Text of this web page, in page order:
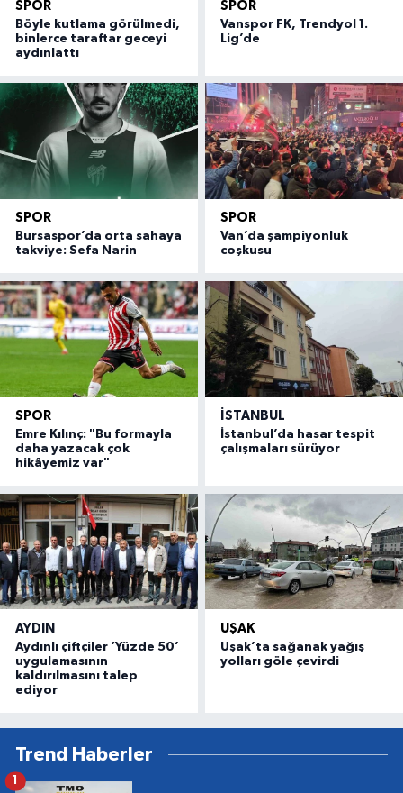
SPOR
Böyle kutlama görülmedi,
binlerce taraftar geceyi
aydınlattı
SPOR
Vanspor FK, Trendyol 1.
Lig’de
SPOR
Bursaspor’da orta sahaya
takviye: Sefa Narin
SPOR
Van’da şampiyonluk
coşkusu
SPOR
Emre Kılınç: "Bu formayla
daha yazacak çok
hikâyemiz var"
İSTANBUL
İstanbul’da hasar tespit
çalışmaları sürüyor
AYDIN
Aydınlı çiftçiler ‘Yüzde 50’
uygulamasının
kaldırılmasını talep
ediyor
UŞAK
Uşak’ta sağanak yağış
yolları göle çevirdi
Trend Haberler
1